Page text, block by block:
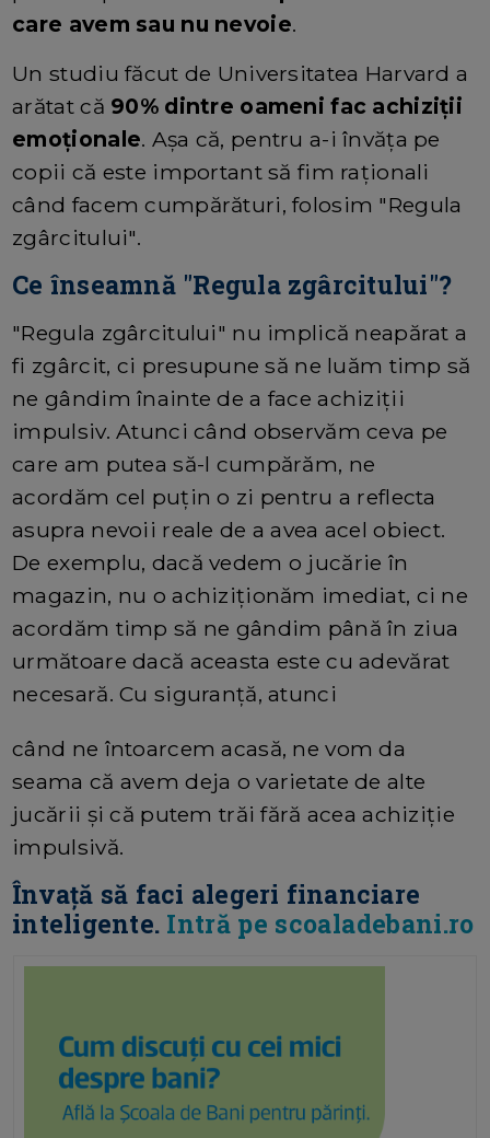
care avem sau nu nevoie.
Un studiu făcut de Universitatea Harvard a
arătat că 90% dintre oameni fac achiziții
emoționale. Așa că, pentru a-i învăța pe
copii că este important să fim raționali
când facem cumpărături, folosim "Regula
zgârcitului".
Ce înseamnă "Regula zgârcitului"?
"Regula zgârcitului" nu implică neapărat a
fi zgârcit, ci presupune să ne luăm timp să
ne gândim înainte de a face achiziții
impulsiv. Atunci când observăm ceva pe
care am putea să-l cumpărăm, ne
acordăm cel puțin o zi pentru a reflecta
asupra nevoii reale de a avea acel obiect.
De exemplu, dacă vedem o jucărie în
magazin, nu o achiziționăm imediat, ci ne
acordăm timp să ne gândim până în ziua
următoare dacă aceasta este cu adevărat
necesară. Cu siguranță, atunci
când ne întoarcem acasă, ne vom da
seama că avem deja o varietate de alte
jucării și că putem trăi fără acea achiziție
impulsivă.
Învață să faci alegeri financiare
inteligente. Intră pe scoaladebani.ro